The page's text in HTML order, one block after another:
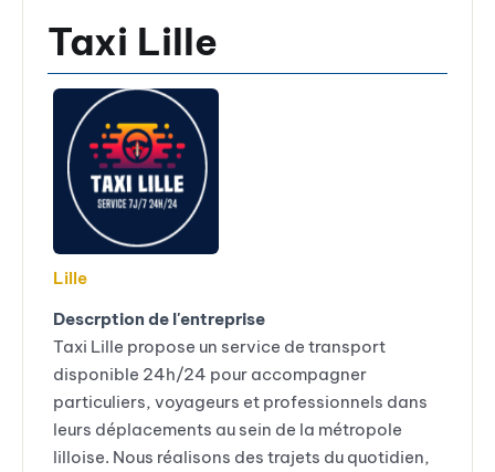
Taxi Lille
Lille
Descrption de l'entreprise
Taxi Lille propose un service de transport
disponible 24h/24 pour accompagner
particuliers, voyageurs et professionnels dans
leurs déplacements au sein de la métropole
lilloise. Nous réalisons des trajets du quotidien,